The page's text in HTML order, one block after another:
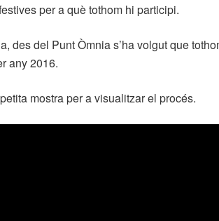
per a què tothom hi participi.
des del Punt Òmnia s’ha volgut que
any 2016.
mostra per a visualitzar el procés.